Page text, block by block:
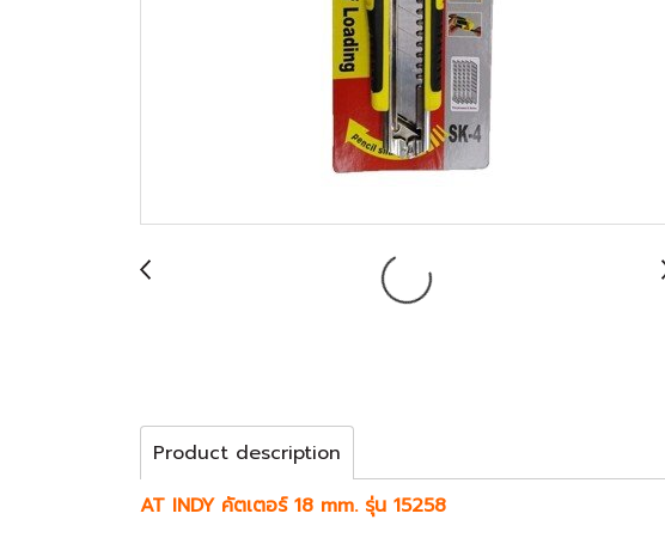
Product description
AT INDY คัตเตอร์ 18 mm. รุ่น 15258